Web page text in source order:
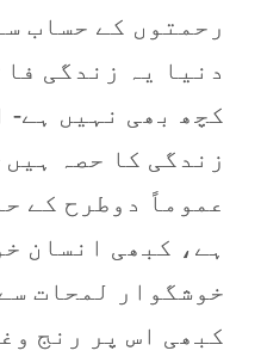
رحمتوں کے حساب
دنیا یہ زندگی
کچھ بھی نہیں ہے-
زندگی کا حصہ
عموماً دوطرح کے
ہے، کبھی انسان
خوشگوار لمحات
کبھی اس پر رنج